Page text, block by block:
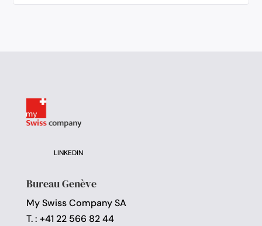
LINKEDIN
Bureau Genève
My Swiss Company SA
T. : +41 22 566 82 44